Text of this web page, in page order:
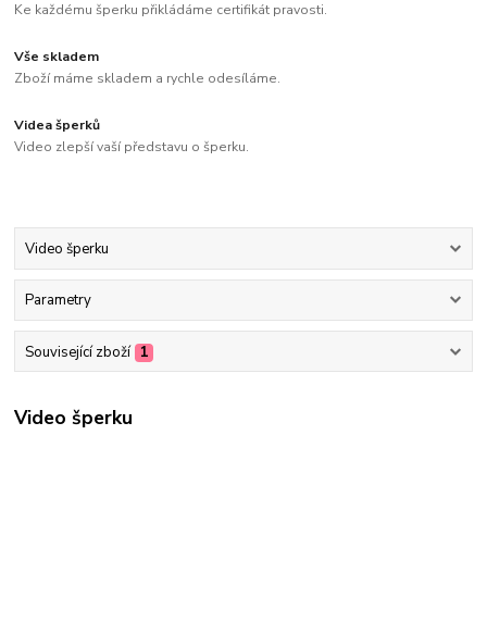
Ke každému šperku přikládáme certifikát pravosti.
Vše skladem
Zboží máme skladem a rychle odesíláme.
Videa šperků
Video zlepší vaší představu o šperku.
Video šperku
Parametry
Související zboží 1
Video šperku